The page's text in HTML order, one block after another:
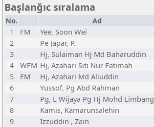
Başlanğıc sıralama
No. Ad
1
FM Yee, Soon Wei
2
Pe Japar, P.
3
Hj, Sulaiman Hj Md Baharuddin
4
WFM Hj, Azahari Siti Nur Fatimah
5
FM Hj, Azahari Md Aliuddin
6
Yussof, Pg Abd Rahman
7
Pg, L Wijaya Pg Hj Mohd Limbang
8
Kamis, Kamarunsalehin
9
Izzuddin , Zain